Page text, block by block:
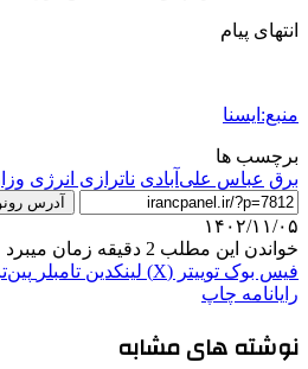
انتهای پیام
منبع:ایسنا
برچسب ها
برق عباس علی‌آبادی ناترازی انرژی
آدرس
۱۴۰۲/۱۱/۰۵
خواندن این مطلب 2 دقیقه زمان میبرد
فیس بوک توییتر (X) لینکدین ‫تامبلر
رایانامه چاپ
نوشته های مشابه